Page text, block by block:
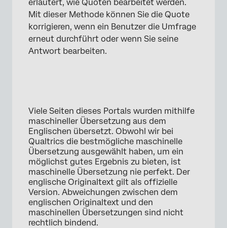
erläutert, wie Quoten bearbeitet werden.
Mit dieser Methode können Sie die Quote
korrigieren, wenn ein Benutzer die Umfrage
erneut durchführt oder wenn Sie seine
Antwort bearbeiten.
Viele Seiten dieses Portals wurden mithilfe
maschineller Übersetzung aus dem
Englischen übersetzt. Obwohl wir bei
Qualtrics die bestmögliche maschinelle
Übersetzung ausgewählt haben, um ein
möglichst gutes Ergebnis zu bieten, ist
maschinelle Übersetzung nie perfekt. Der
englische Originaltext gilt als offizielle
Version. Abweichungen zwischen dem
englischen Originaltext und den
maschinellen Übersetzungen sind nicht
rechtlich bindend.